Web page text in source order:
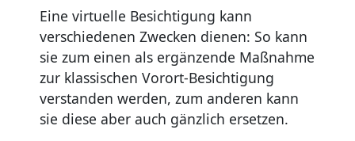
Eine virtuelle Besichtigung kann
verschiedenen Zwecken dienen: So kann
sie zum einen als ergänzende Maßnahme
zur klassischen Vorort-Besichtigung
verstanden werden, zum anderen kann
sie diese aber auch gänzlich ersetzen.